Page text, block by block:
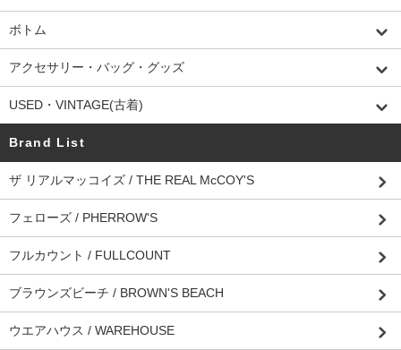
ボトム
アクセサリー・バッグ・グッズ
USED・VINTAGE(古着)
Brand List
ザ リアルマッコイズ / THE REAL McCOY'S
フェローズ / PHERROW'S
フルカウント / FULLCOUNT
ブラウンズビーチ / BROWN'S BEACH
ウエアハウス / WAREHOUSE